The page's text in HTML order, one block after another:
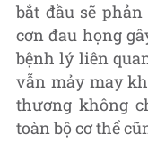
bắt đầu sẽ
cơn đau họng
bệnh lý liên
vẫn mảy may
thương không
toàn bộ cơ thể